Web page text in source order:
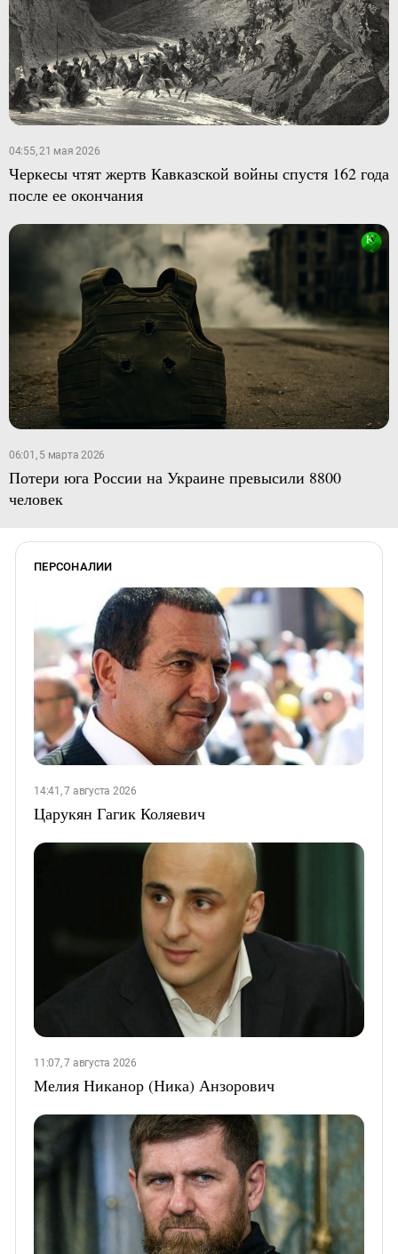
04:55, 21 мая 2026
Черкесы чтят жертв Кавказской войны спустя 162 года
после ее окончания
06:01, 5 марта 2026
Потери юга России на Украине превысили 8800
человек
ПЕРСОНАЛИИ
14:41, 7 августа 2026
Царукян Гагик Коляевич
11:07, 7 августа 2026
Мелия Никанор (Ника) Анзорович